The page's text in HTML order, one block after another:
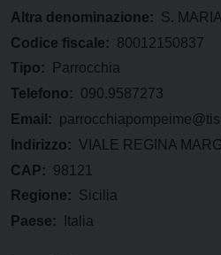
Altra denominazione: S.
Codice fiscale: 80012150837
Tipo:
Parrocchia
Telefono: 090.9587273
Email:
Indirizzo: VIALE REGINA
CAP: 98121
Regione: Sicilia
Paese:
Italia